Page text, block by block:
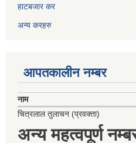
हाटबजार कर
अन्य करहरु
आपतकालीन नम्बर
नाम
चित्रलाल तुलाचन (प्रवक्ता)
अन्य महत्वपूर्ण